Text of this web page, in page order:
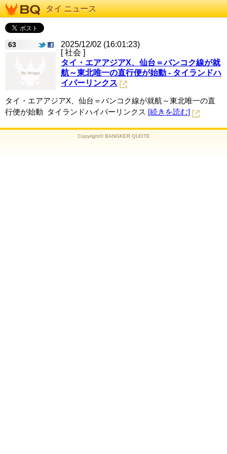
タイ ニュース
63
2025/12/02 (16:01:23)
[ 社会 ]
タイ・エアアジアX、仙台＝バンコク線が就
航～東北唯一の直行便が始動 - タイランドハ
イパーリンクス
タイ・エアアジアX、仙台＝バンコク線が就航～東北唯一の直
行便が始動 タイランドハイパーリンクス [続きを読む]
Copyright© BANGKER QUOTE